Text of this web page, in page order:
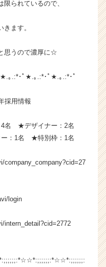
られているので、
ます。
思うので濃厚に☆
｡.:*･ﾟ★.｡.:*･ﾟ★.｡.:*･ﾟ
採用情報
名 ★デザイナー：2名
：1名 ★特別枠：1名
company_company?cid=27
login
intern_detail?cid=2772